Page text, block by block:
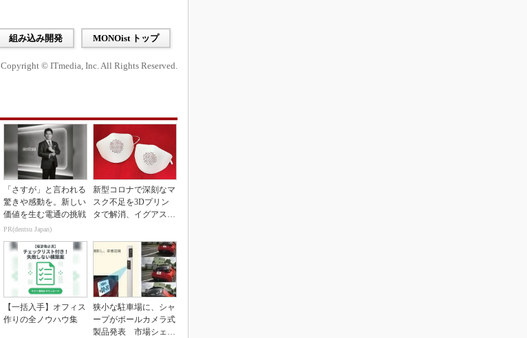
組み込み開発 MONOist トップ
Copyright © ITmedia, Inc. All Rights Reserved.
「さすが」と言われる
驚きや感動を。新しい
価値を生む電通の挑戦
PR(dentsu Japan)
新型コロナで深刻なマ
スク不足を3Dプリン
タで解消、イグアスが
【一括入手】オフィス
作りの全ノウハウ集
狭小な駐車場に、シャ
ープがポールカメラ式
製品発表 市場シェア